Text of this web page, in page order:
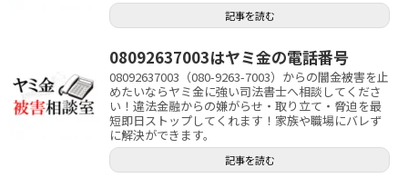
記事を読む
08092637003はヤミ金の電話番号
08092637003（080-9263-7003）からの闇金被害を止
めたいならヤミ金に強い司法書士へ相談してくださ
い！違法金融からの嫌がらせ・取り立て・脅迫を最
短即日ストップしてくれます！家族や職場にバレず
に解決ができます。
記事を読む